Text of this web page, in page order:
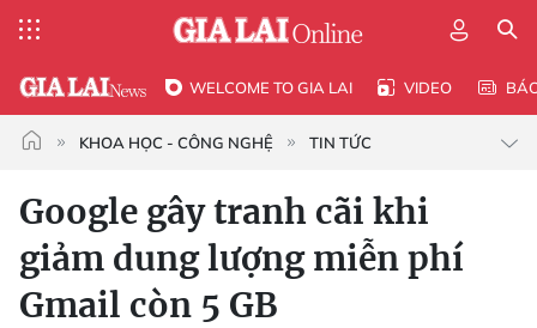
WELCOME TO GIA LAI VIDEO
KHOA HỌC - CÔNG NGHỆ TIN TỨC
Google gây tranh cãi khi
giảm dung lượng miễn phí
Gmail còn 5 GB